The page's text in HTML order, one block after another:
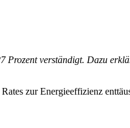
Prozent verständigt. Dazu
zur Energieeffizienz